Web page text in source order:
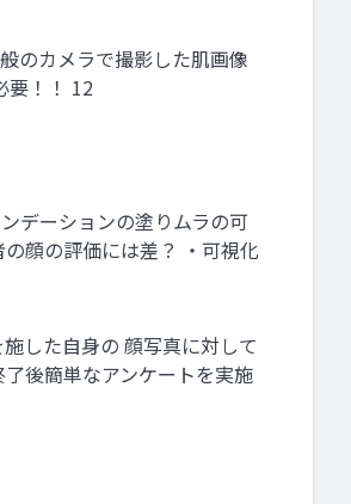
のカメラで撮影した肌画像
要！！ 12
デーションの塗りムラの可
顔の評価には差？ ・可視化
した自身の 顔写真に対して
後簡単なアンケートを実施